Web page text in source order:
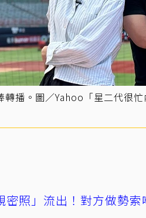
播。圖／Yahoo「星二代很
密照」流出！對方做勢